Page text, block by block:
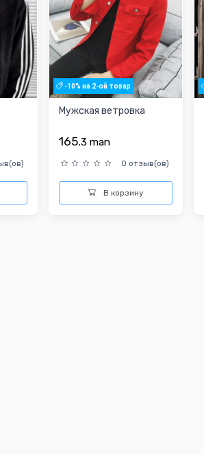
-10% на 2-ой товар
Мужская ветровка
165.3 man
0 отзыв(ов)
В корзину